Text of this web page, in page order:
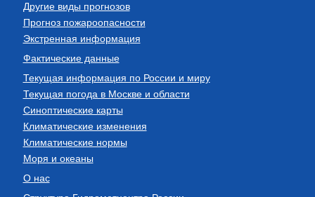
Другие виды прогнозов
Прогноз пожароопасности
Экстренная информация
Фактические данные
Текущая информация по России и миру
Текущая погода в Москве и области
Синоптические карты
Климатические изменения
Климатические нормы
Моря и океаны
О нас